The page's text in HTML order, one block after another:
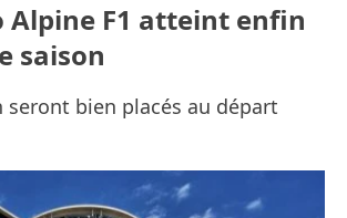
Alpine F1 atteint enfin
saison
seront bien placés au départ